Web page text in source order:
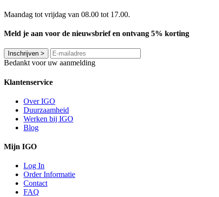
Maandag tot vrijdag van 08.00 tot 17.00.
Meld je aan voor de nieuwsbrief en ontvang 5% korting
Inschrijven >
Bedankt voor uw aanmelding
Klantenservice
Over IGO
Duurzaamheid
Werken bij IGO
Blog
Mijn IGO
Log In
Order Informatie
Contact
FAQ